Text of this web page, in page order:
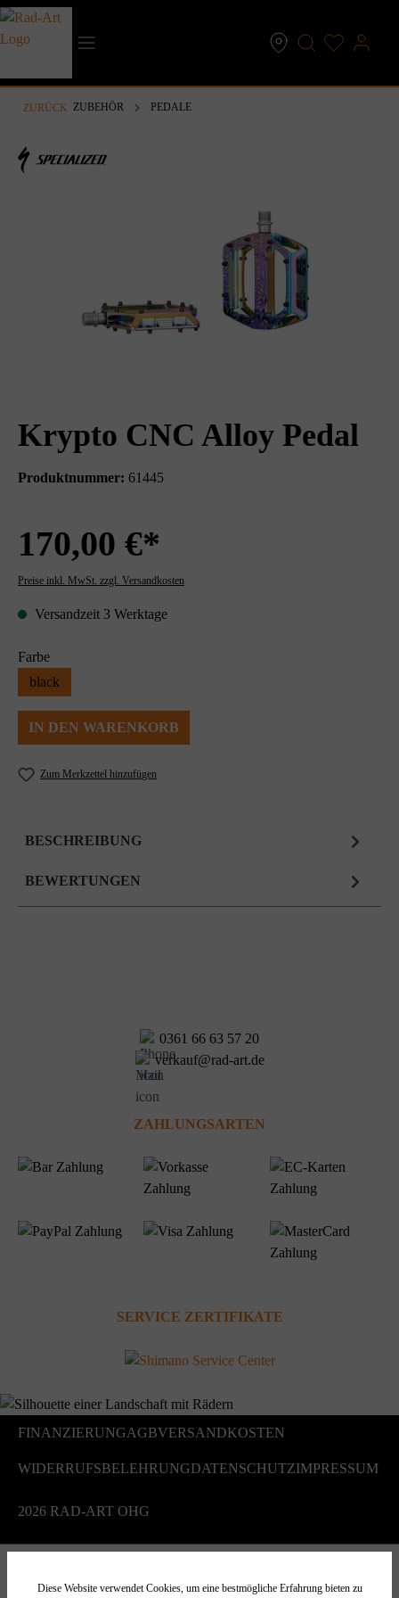
springen
ZURÜCK ZUBEHÖR PEDALE
Krypto CNC Alloy Pedal
Produktnummer: 61445
170,00 €*
Preise inkl. MwSt. zzgl. Versandkosten
Versandzeit 3 Werktage
Farbe
black
IN DEN WARENKORB
Zum Merkzettel hinzufügen
BESCHREIBUNG
BEWERTUNGEN
ZAHLUNGSARTEN
0361 66 63 57 20
verkauf@rad-art.de
SERVICE ZERTIFIKATE
2026 RAD-ART OHG
FINANZIERUNGAGBVERSANDKOSTEN
WIDERRUFSBELEHRUNGDATENSCHUTZIMPRESSUM
Diese Website verwendet Cookies, um eine bestmögliche Erfahrung bieten zu